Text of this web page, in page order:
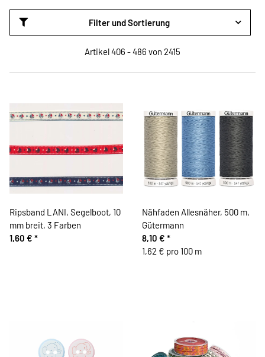
Filter und Sortierung
Artikel 406 - 486 von 2415
Ripsband LANI, Segelboot, 10
mm breit, 3 Farben
1,60 € *
Nähfaden Allesnäher, 500 m,
Gütermann
8,10 € *
1,62 € pro 100 m